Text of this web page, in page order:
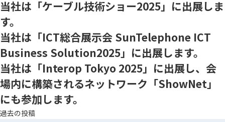
当社は「ケーブル技術ショー2025」に出展しま
す。
当社は「ICT総合展示会 SunTelephone ICT
Business Solution2025」に出展します。
当社は「Interop Tokyo 2025」に出展し、会
場内に構築されるネットワーク「ShowNet」
にも参加します。
投
過去の投稿